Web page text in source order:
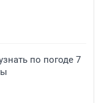
по погоде 7